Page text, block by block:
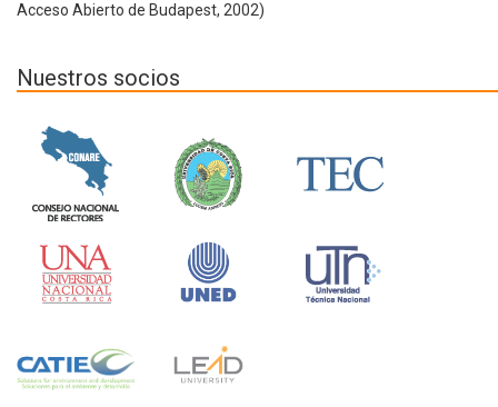
Acceso Abierto de Budapest, 2002)
Nuestros socios